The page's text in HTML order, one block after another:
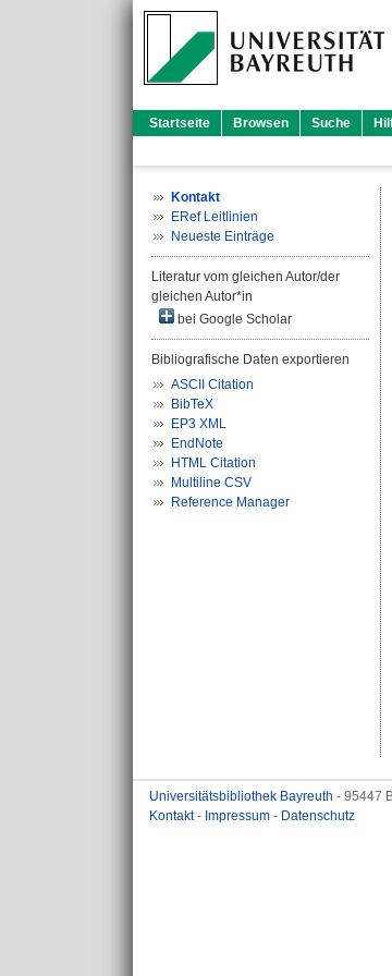
Startseite Browsen Suche
Kontakt
ERef Leitlinien
Neueste Einträge
Literatur vom gleichen Autor/der
gleichen Autor*in
bei Google Scholar
Bibliografische Daten exportieren
ASCII Citation
BibTeX
EP3 XML
EndNote
HTML Citation
Multiline CSV
Reference Manager
Universitätsbibliothek Bayreuth - 95447
Kontakt- Impressum - Datenschutz